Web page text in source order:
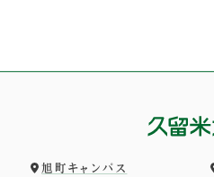
旭町キャンパス